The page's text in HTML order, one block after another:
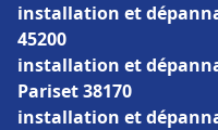
installation et
45200
installation et
Pariset 38170
installation et